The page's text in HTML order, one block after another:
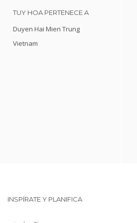
TUY HOA PERTENECE A
Duyen Hai Mien Trung
Vietnam
INSPÍRATE Y PLANIFICA